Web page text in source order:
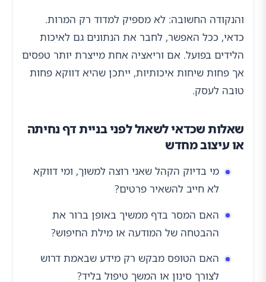
והנקודה החשובה: לא מספיק למדוד רק המרות.
כדאי, ככל האפשר, לחבר את הנתונים גם לאיכות
הלידים בפועל. אם וריאציה אחת מייצרת יותר טפסים
אך פחות שיחות איכותיות, ייתכן שהיא דווקא פחות
טובה לעסק.
שאלות שכדאי לשאול לפני בניית דף נחיתה
או עיצוב מחדש
מי בדיוק הקהל שאני רוצה למשוך, ומי דווקא
לא חייב להשאיר פרטים?
האם המסר בדף ממשיך באופן ברור את
ההבטחה של המודעה או מילת החיפוש?
האם הטופס מבקש רק מידע שבאמת דרוש
לצורך סינון או המשך טיפול בליד?